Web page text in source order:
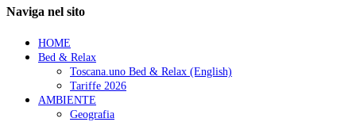
Naviga nel sito
HOME
Bed & Relax
Toscana.uno Bed & Relax (English)
Tariffe 2026
AMBIENTE
Geografia